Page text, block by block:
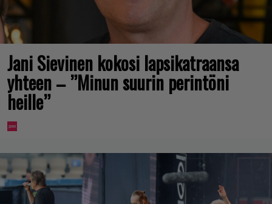
Jani Sievinen kokosi lapsikatraansa
yhteen – ”Minun suurin perintöni
heille”